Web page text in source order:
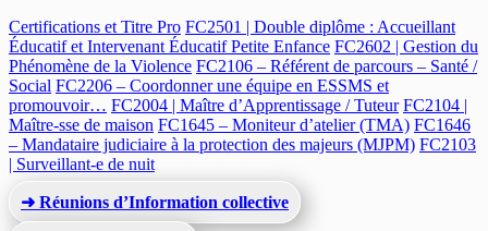
Certifications et Titre Pro FC2501 | Double diplôme : Accueillant
Éducatif et Intervenant Éducatif Petite Enfance FC2602 | Gestion du
Phénomène de la Violence FC2106 – Référent de parcours – Santé /
Social FC2206 – Coordonner une équipe en ESSMS et
promouvoir… FC2004 | Maître d’Apprentissage / Tuteur FC2104 |
Maître-sse de maison FC1645 – Moniteur d’atelier (TMA) FC1646
– Mandataire judiciaire à la protection des majeurs (MJPM) FC2103
| Surveillant-e de nuit
➜ Réunions d’Information collective